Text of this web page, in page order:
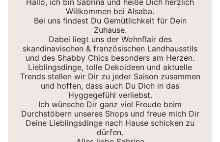
Hallo, ich bin Sabrina und heiße Dich herzlich
Willkommen bei Alsaba.
Bei uns findest Du Gemütlichkeit für Dein
Zuhause.
Dabei liegt uns der Wohnflair des
skandinavischen & französischen Landhausstils
und des Shabby Chics besonders am Herzen.
Lieblingsdinge, tolle Dekoideen und aktuelle
Trends stellen wir Dir zu jeder Saison zusammen
und hoffen, dass auch Du Dich in das
Hyggegefühl verliebst.
Ich wünsche Dir ganz viel Freude beim
Durchstöbern unseres Shops und freue mich Dir
Deine Lieblingsdinge nach Hause schicken zu
dürfen.